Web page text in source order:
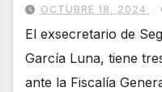
OCTUBRE 18, 2024
El exsecretario de
García Luna, tiene
ante la Fiscalía